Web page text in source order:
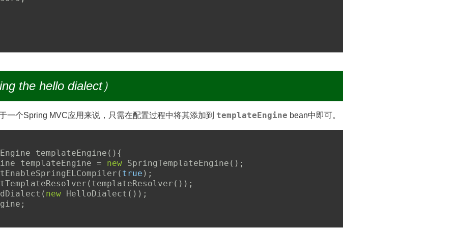
the hello dialect）
一个Spring MVC应用来说，只需在配置过程中将其添加到 templateEngine bean中即可。
templateEngine ( ) {
templateEngine
= new SpringTemplateEngine ( ) ;
( true ) ;
( templateResolver ( ) ) ;
( new HelloDialect ( ) ) ;
;